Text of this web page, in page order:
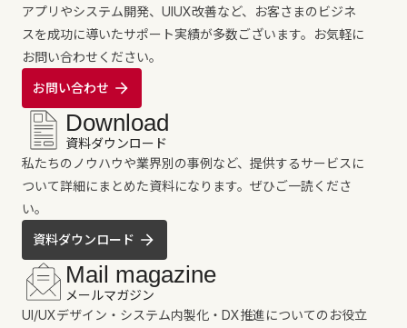
アプリやシステム開発、UIUX改善など、お客さまのビジネ
スを成功に導いたサポート実績が多数ございます。お気軽に
お問い合わせください。
お問い合わせ
Download
資料ダウンロード
私たちのノウハウや業界別の事例など、提供するサービスに
ついて詳細にまとめた資料になります。ぜひご一読くださ
い。
資料ダウンロード
Mail magazine
メールマガジン
UI/UXデザイン・システム内製化・DX推進についてのお役立